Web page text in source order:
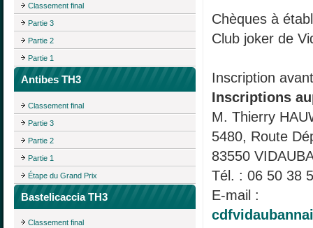
Classement final
Partie 3
Partie 2
Partie 1
Antibes TH3
Classement final
Partie 3
Partie 2
Partie 1
Étape du Grand Prix
Bastelicaccia TH3
Classement final
Chèques à
Club joker de
Inscription
Inscriptions
M. Thierry
5480, Route
83550
Tél. : 06 50 38
E-mail :